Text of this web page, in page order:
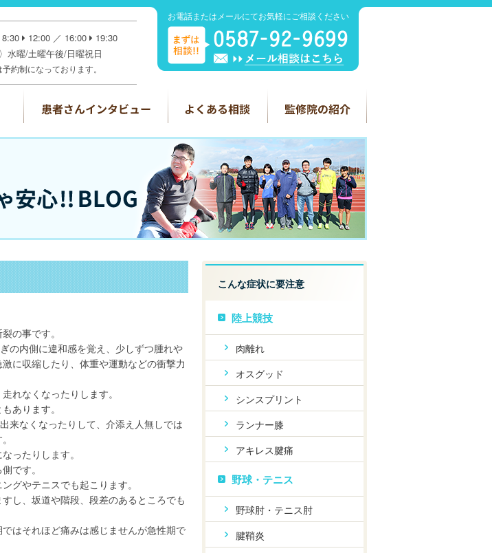
12:00 ／ 16:00
19:30
〉水曜/土曜午後/日曜祝日
約制になっております。
お電話またはメールにてお気軽にご相談ください
の事です。
の内側に違和感を覚え、少しずつ腫れや
に収縮したり、体重や運動などの衝撃力
れなくなったりします。
あります。
来なくなったりして、介添え人無しでは
ったりします。
です。
グやテニスでも起こります。
し、坂道や階段、段差のあるところでも
はそれほど痛みは感じませんが急性期で
こんな症状に要注意
陸上競技
肉離れ
オスグッド
シンスプリント
ランナー膝
アキレス腱痛
野球・テニス
野球肘・テニス肘
腱鞘炎